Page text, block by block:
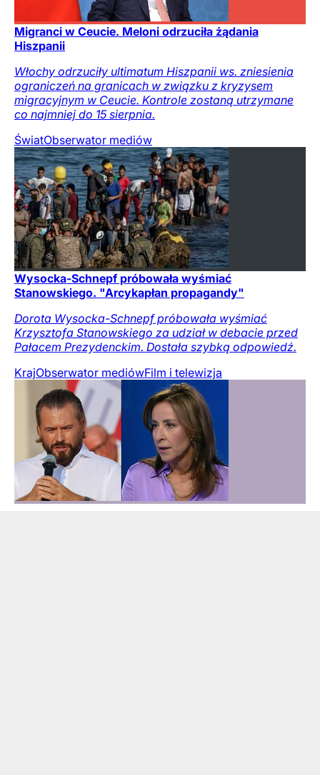
Migranci w Ceucie. Meloni odrzuciła żądania
Hiszpanii
Włochy odrzuciły ultimatum Hiszpanii ws. zniesienia
ograniczeń na granicach w związku z kryzysem
migracyjnym w Ceucie. Kontrole zostaną utrzymane
co najmniej do 15 sierpnia.
ŚwiatObserwator mediów
Wysocka-Schnepf próbowała wyśmiać
Stanowskiego. "Arcykapłan propagandy"
Dorota Wysocka-Schnepf próbowała wyśmiać
Krzysztofa Stanowskiego za udział w debacie przed
Pałacem Prezydenckim. Dostała szybką odpowiedź.
KrajObserwator mediówFilm i telewizja